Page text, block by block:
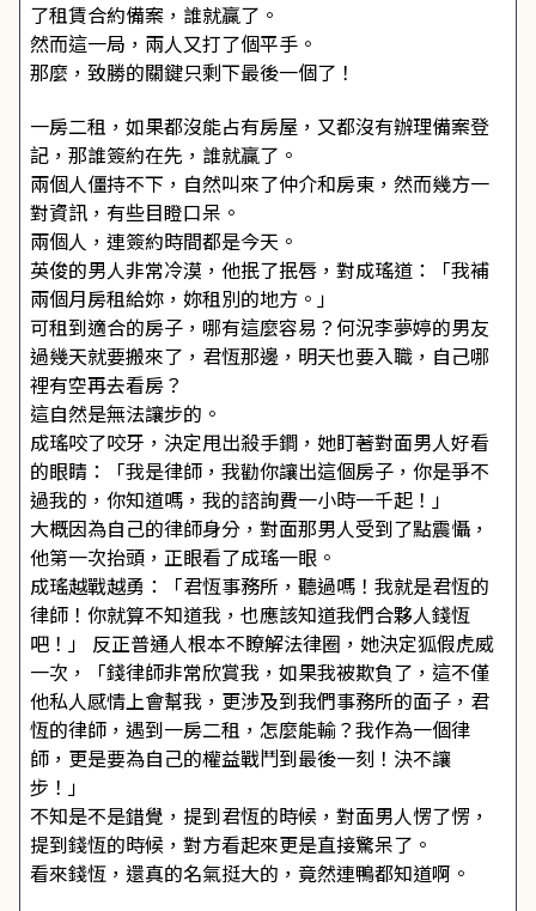
了租賃合約備案，誰就贏了。
然而這一局，兩人又打了個平手。
那麼，致勝的關鍵只剩下最後一個了！
一房二租，如果都沒能占有房屋，又都沒有辦理備案登
記，那誰簽約在先，誰就贏了。
兩個人僵持不下，自然叫來了仲介和房東，然而幾方一
對資訊，有些目瞪口呆。
兩個人，連簽約時間都是今天。
英俊的男人非常冷漠，他抿了抿唇，對成瑤道：「我補
兩個月房租給妳，妳租別的地方。」
可租到適合的房子，哪有這麼容易？何況李夢婷的男友
過幾天就要搬來了，君恆那邊，明天也要入職，自己哪
裡有空再去看房？
這自然是無法讓步的。
成瑤咬了咬牙，決定甩出殺手鐧，她盯著對面男人好看
的眼睛：「我是律師，我勸你讓出這個房子，你是爭不
過我的，你知道嗎，我的諮詢費一小時一千起！」
大概因為自己的律師身分，對面那男人受到了點震懾，
他第一次抬頭，正眼看了成瑤一眼。
成瑤越戰越勇：「君恆事務所，聽過嗎！我就是君恆的
律師！你就算不知道我，也應該知道我們合夥人錢恆
吧！」 反正普通人根本不瞭解法律圈，她決定狐假虎威
一次，「錢律師非常欣賞我，如果我被欺負了，這不僅
他私人感情上會幫我，更涉及到我們事務所的面子，君
恆的律師，遇到一房二租，怎麼能輸？我作為一個律
師，更是要為自己的權益戰鬥到最後一刻！決不讓
步！」
不知是不是錯覺，提到君恆的時候，對面男人愣了愣，
提到錢恆的時候，對方看起來更是直接驚呆了。
看來錢恆，還真的名氣挺大的，竟然連鴨都知道啊。